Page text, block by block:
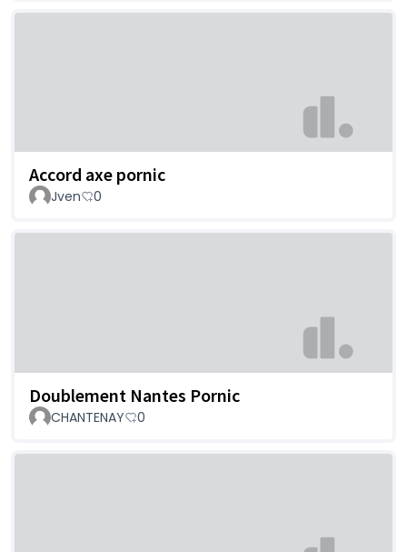
Accord axe pornic
Jven 0
Doublement Nantes Pornic
CHANTENAY 0